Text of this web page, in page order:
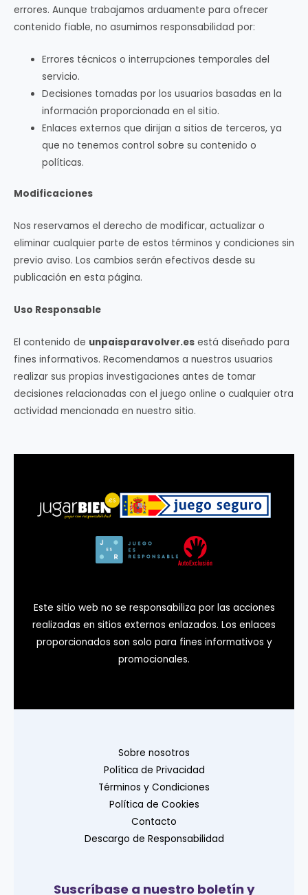
errores. Aunque trabajamos arduamente para ofrecer
contenido fiable, no asumimos responsabilidad por:
Errores técnicos o interrupciones temporales del
servicio.
Decisiones tomadas por los usuarios basadas en la
información proporcionada en el sitio.
Enlaces externos que dirijan a sitios de terceros, ya
que no tenemos control sobre su contenido o
políticas.
Modificaciones
Nos reservamos el derecho de modificar, actualizar o
eliminar cualquier parte de estos términos y condiciones sin
previo aviso. Los cambios serán efectivos desde su
publicación en esta página.
Uso Responsable
El contenido de unpaisparavolver.es está diseñado para
fines informativos. Recomendamos a nuestros usuarios
realizar sus propias investigaciones antes de tomar
decisiones relacionadas con el juego online o cualquier otra
actividad mencionada en nuestro sitio.
Este sitio web no se responsabiliza por las acciones
realizadas en sitios externos enlazados. Los enlaces
proporcionados son solo para fines informativos y
promocionales.
Sobre nosotros
Política de Privacidad
Términos y Condiciones
Política de Cookies
Contacto
Descargo de Responsabilidad
Suscríbase a nuestro boletín y